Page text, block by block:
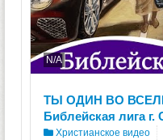
N/A
ТЫ ОДИН ВО
Библейская лига г.
Христианское видео